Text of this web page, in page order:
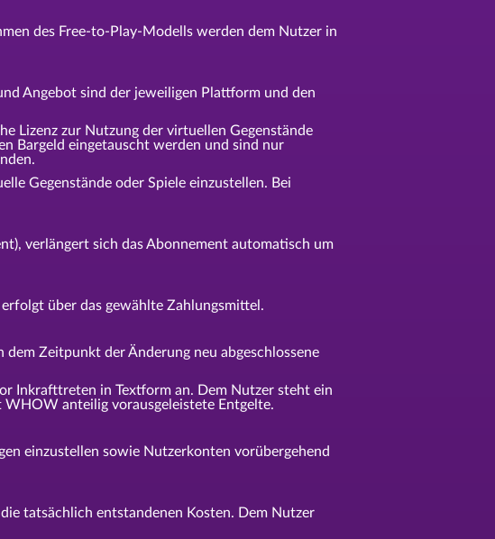
des Free-to-Play-Modells werden dem Nutzer in
Angebot sind der jeweiligen Plattform und den
Lizenz zur Nutzung der virtuellen Gegenstände
Bargeld eingetauscht werden und sind nur
Gegenstände oder Spiele einzustellen. Bei
verlängert sich das Abonnement automatisch um
über das gewählte Zahlungsmittel.
Zeitpunkt der Änderung neu abgeschlossene
Inkrafttreten in Textform an. Dem Nutzer steht ein
anteilig vorausgeleistete Entgelte.
einzustellen sowie Nutzerkonten vorübergehend
tatsächlich entstandenen Kosten. Dem Nutzer